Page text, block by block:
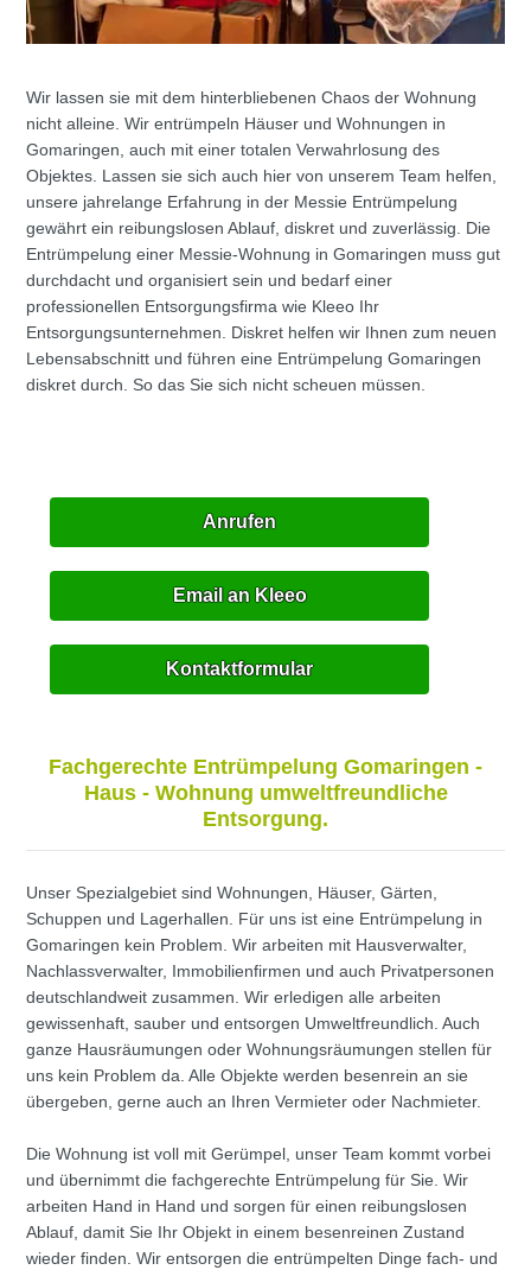
Wir lassen sie mit dem hinterbliebenen Chaos der Wohnung
nicht alleine. Wir entrümpeln Häuser und Wohnungen in
Gomaringen, auch mit einer totalen Verwahrlosung des
Objektes. Lassen sie sich auch hier von unserem Team helfen,
unsere jahrelange Erfahrung in der Messie Entrümpelung
gewährt ein reibungslosen Ablauf, diskret und zuverlässig. Die
Entrümpelung einer Messie-Wohnung in Gomaringen muss gut
durchdacht und organisiert sein und bedarf einer
professionellen Entsorgungsfirma wie Kleeo Ihr
Entsorgungsunternehmen. Diskret helfen wir Ihnen zum neuen
Lebensabschnitt und führen eine Entrümpelung Gomaringen
diskret durch. So das Sie sich nicht scheuen müssen.
Anrufen
Email an Kleeo
Kontaktformular
Fachgerechte Entrümpelung Gomaringen -
Haus - Wohnung umweltfreundliche
Entsorgung.
Unser Spezialgebiet sind Wohnungen, Häuser, Gärten,
Schuppen und Lagerhallen. Für uns ist eine Entrümpelung in
Gomaringen kein Problem. Wir arbeiten mit Hausverwalter,
Nachlassverwalter, Immobilienfirmen und auch Privatpersonen
deutschlandweit zusammen. Wir erledigen alle arbeiten
gewissenhaft, sauber und entsorgen Umweltfreundlich. Auch
ganze Hausräumungen oder Wohnungsräumungen stellen für
uns kein Problem da. Alle Objekte werden besenrein an sie
übergeben, gerne auch an Ihren Vermieter oder Nachmieter.
Die Wohnung ist voll mit Gerümpel, unser Team kommt vorbei
und übernimmt die fachgerechte Entrümpelung für Sie. Wir
arbeiten Hand in Hand und sorgen für einen reibungslosen
Ablauf, damit Sie Ihr Objekt in einem besenreinen Zustand
wieder finden. Wir entsorgen die entrümpelten Dinge fach- und